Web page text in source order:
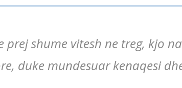
prej shume vitesh ne treg, kjo
duke mundesuar kenaqesi